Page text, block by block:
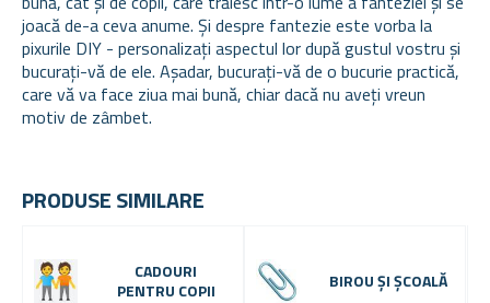
joacă de-a ceva anume. Și despre fantezie este vorba la
pixurile DIY - personalizați aspectul lor după gustul vostru și
bucurați-vă de ele. Așadar, bucurați-vă de o bucurie practică,
care vă va face ziua mai bună, chiar dacă nu aveți vreun
motiv de zâmbet.
PRODUSE SIMILARE
CADOURI
PENTRU COPII
BIROU ȘI ȘCOALĂ